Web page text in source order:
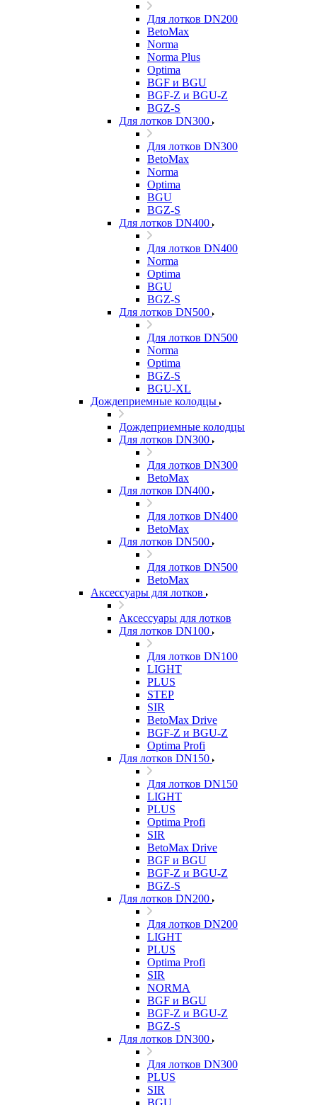
Для лотков DN200
BetoMax
Norma
Norma Plus
Optima
BGF и BGU
BGF-Z и BGU-Z
BGZ-S
Для лотков DN300
Для лотков DN300
BetoMax
Norma
Optima
BGU
BGZ-S
Для лотков DN400
Для лотков DN400
Norma
Optima
BGU
BGZ-S
Для лотков DN500
Для лотков DN500
Norma
Optima
BGZ-S
BGU-XL
Дождеприемные колодцы
Дождеприемные колодцы
Для лотков DN300
Для лотков DN300
BetoMax
Для лотков DN400
Для лотков DN400
BetoMax
Для лотков DN500
Для лотков DN500
BetoMax
Аксессуары для лотков
Аксессуары для лотков
Для лотков DN100
Для лотков DN100
LIGHT
PLUS
STEP
SIR
BetoMax Drive
BGF-Z и BGU-Z
Optima Profi
Для лотков DN150
Для лотков DN150
LIGHT
PLUS
Optima Profi
SIR
BetoMax Drive
BGF и BGU
BGF-Z и BGU-Z
BGZ-S
Для лотков DN200
Для лотков DN200
LIGHT
PLUS
Optima Profi
SIR
NORMA
BGF и BGU
BGF-Z и BGU-Z
BGZ-S
Для лотков DN300
Для лотков DN300
PLUS
SIR
BGU